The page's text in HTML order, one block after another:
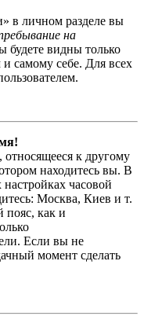
в личном разделе вы
на
будете видны только
самому себе. Для всех
к другому
находитесь вы. В
часовой
Москва, Киев и т.
пояс, как и
Если вы не
момент сделать